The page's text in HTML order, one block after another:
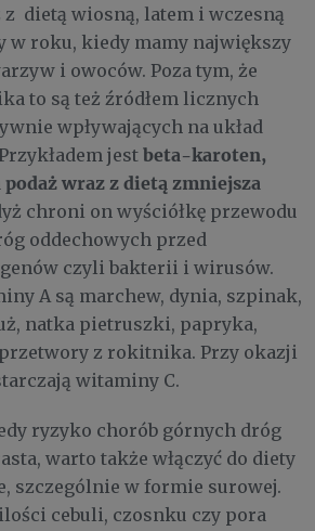
dietą wiosną, latem i wczesną
w roku, kiedy mamy największy
i owoców. Poza tym, że
to są też źródłem licznych
wpływających na układ
jest beta-karoten,
wraz z dietą zmniejsza
chroni on wyściółkę przewodu
oddechowych przed
czyli bakterii i wirusów.
A są marchew, dynia, szpinak,
natka pietruszki, papryka,
z rokitnika. Przy okazji
witaminy C.
ryzyko chorób górnych dróg
warto także włączyć do diety
szczególnie w formie surowej.
cebuli, czosnku czy pora